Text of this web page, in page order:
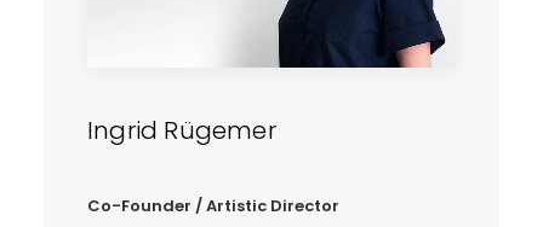
Ingrid Rügemer
Co-Founder / Artistic Director